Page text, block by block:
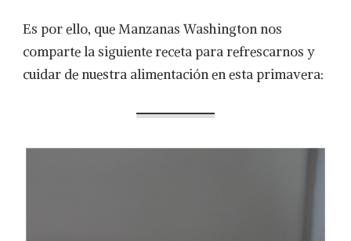
Es por ello, que Manzanas Washington nos
comparte la siguiente receta para refrescarnos y
cuidar de nuestra alimentación en esta primavera: